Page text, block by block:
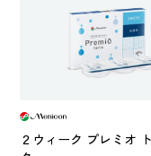
２ウィーク プレミオ